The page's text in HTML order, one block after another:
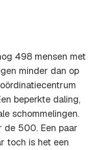
498 mensen met
minder dan op
beperkte daling,
schommelingen.
de 500. Een paar
toch is het een